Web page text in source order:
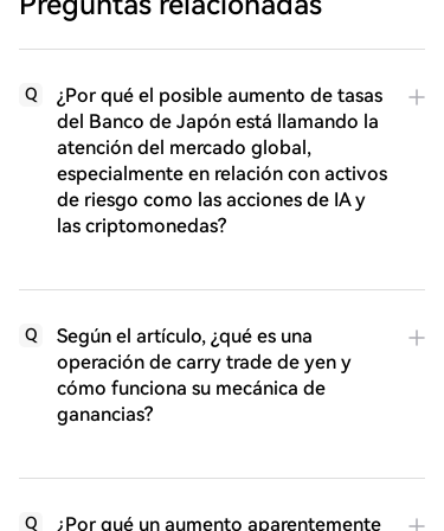
Q
¿Por qué el posible aumento de tasas
del Banco de Japón está llamando la
atención del mercado global,
especialmente en relación con activos
de riesgo como las acciones de IA y
las criptomonedas?
Q
Según el artículo, ¿qué es una
operación de carry trade de yen y
cómo funciona su mecánica de
ganancias?
Q ¿Por qué un aumento aparentemente